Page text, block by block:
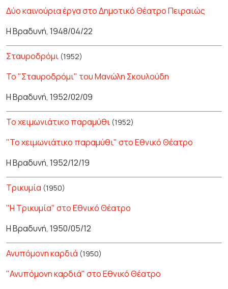
Δύο καινούρια έργα στο Δημοτικό Θέατρο Πειραιώς
Η Βραδυνή, 1948/04/22
Σταυροδρόμι (1952)
Το "Σταυροδρόμι" του Μανώλη Σκουλούδη
Η Βραδυνή, 1952/02/09
Το χειμωνιάτικο παραμύθι (1952)
"Το χειμωνιάτικο παραμύθι" στο Εθνικό Θέατρο
Η Βραδυνή, 1952/12/19
Τρικυμία (1950)
"Η Τρικυμία" στο Εθνικό Θέατρο
Η Βραδυνή, 1950/05/12
Ανυπόμονη καρδιά (1950)
"Ανυπόμονη καρδιά" στο Εθνικό Θέατρο